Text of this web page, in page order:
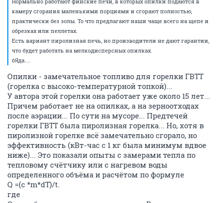
камеру сгорания маленькими порциями и сгорают полностью,
практически без золы. То что предлагают наши чаще всего на щепе и
обрезках или пеллетах.
Есть вариант пиролизная печь, но производители не дают гарантии,
что будет работать на мелкодисперсных опилках.
бЯда....
Опилки - замечательное топливо для горелки ГВТТ
(горелка с высоко-температурной топкой)...
У автора этой горелки она работает уже около 15 лет...
Причем работает не на опилках, а на зерноотходах
после аэрации... По сути на мусоре... Предтечей
горелки ГВТТ была пиролизная горелка... Но, хотя в
пиролизной горелке всё замечательно сгорало, но
эффективность (кВт-час с 1 кг была минимум вдвое
ниже)... Это показали опыты с замерами тепла по
тепловому счётчику или с нагревом воды
определенного объёма и расчётом по формуле
Q =(c *m*dT)/t.
где